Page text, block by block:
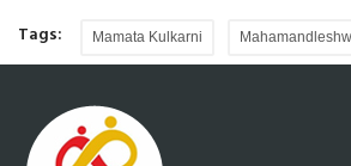
Tags: Mamata Kulkarni